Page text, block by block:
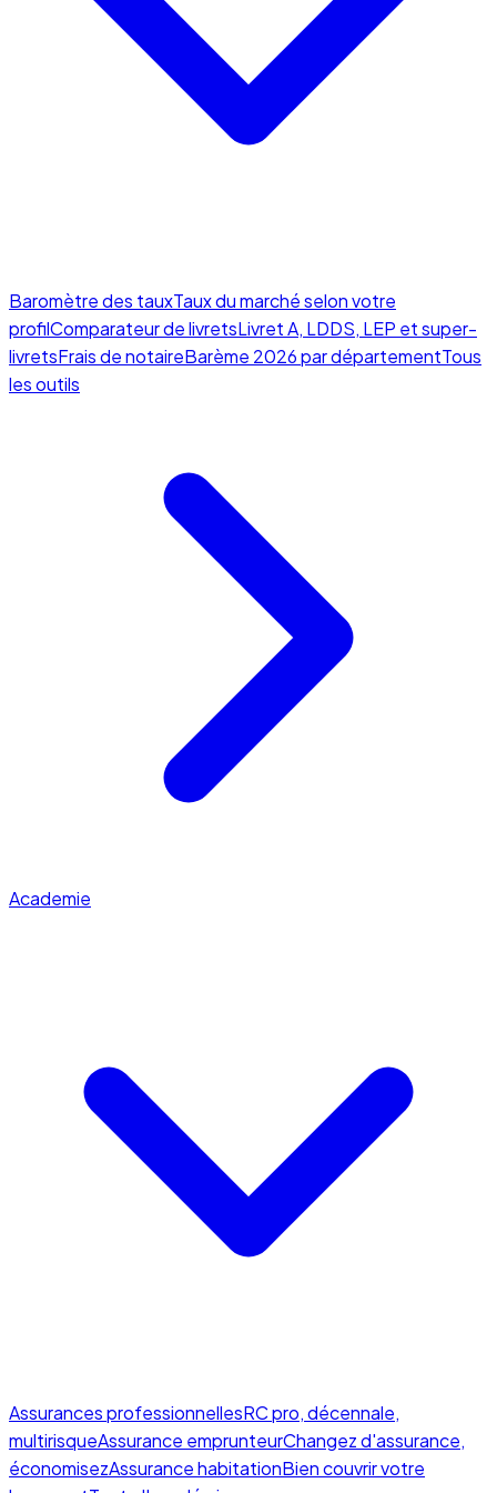
Baromètre des tauxTaux du marché selon votre
profilComparateur de livretsLivret A, LDDS, LEP et super-
livretsFrais de notaireBarème 2026 par départementTous
les outils
Academie
Assurances professionnellesRC pro, décennale,
multirisqueAssurance emprunteurChangez d'assurance,
économisezAssurance habitationBien couvrir votre